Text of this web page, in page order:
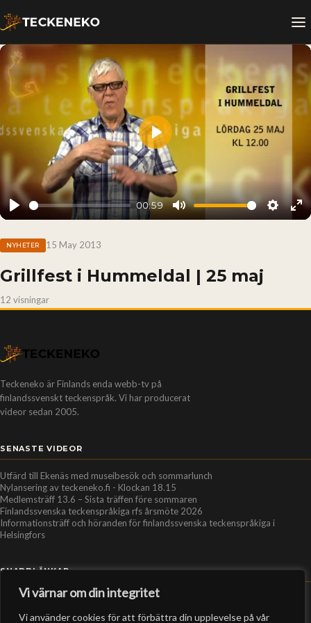
Vi värnar om din integritet
Vi använder cookies för att förbättra din upplevelse på vår
Play
00:59
Mute
Play
NYHETER 15 May 2013
Grillfest i Hummeldal | 25 maj
12 visningar
Teckeneko är Finlands enda webb-tv på
finlandssvenskt teckenspråk. Vi har producerat
videor sedan 2005.
SENASTE VIDEOR
Utfärd till Ekenäs med museibesök och sommarlunch
Nylansering av teckeneko.fi - Klockan 18.15
Medlemsträff 13.6 – Sista träffen före sommaren
Finlandssvenska teckenspråkiga rfs årsmöte 2026
Informationsträff och höranden för finlandssvenska teckenspråkiga i
Helsingfors
SNABBLÄNKAR
Personer